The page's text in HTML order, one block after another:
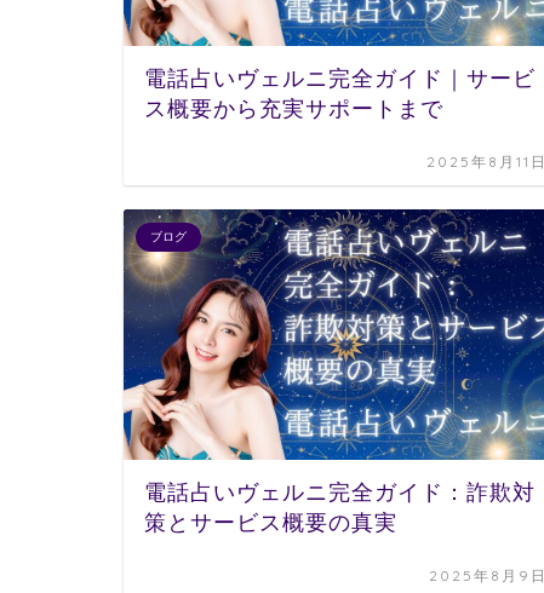
電話占いヴェルニ完全ガイド｜サービ
ス概要から充実サポートまで
2025年8月11日
ブログ
電話占いヴェルニ完全ガイド：詐欺対
策とサービス概要の真実
2025年8月9日